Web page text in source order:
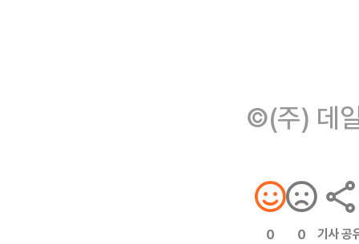
©(주) 데
0 0 기사 공